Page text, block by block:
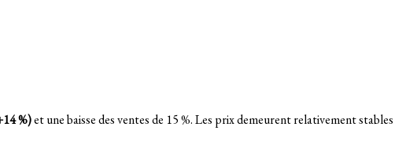
%)et une baisse des ventes de 15 %. Les prix demeurent relativement